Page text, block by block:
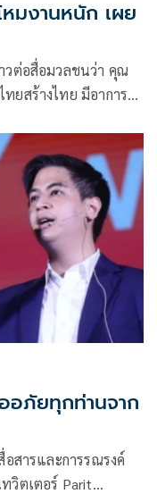
มงานหนัก เผย
วต่อสื่อมวลชนว่า คุณ
ยสร้างไทย มีอาการ
ก โดยเฉพาะการออก
ที่ประสบอุทกภัย
อภัยทุกท่านจาก
สารและการรณรงค์
วิตเตอร์ Parit